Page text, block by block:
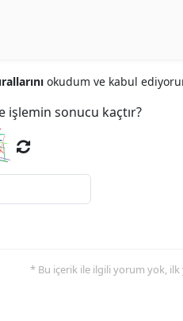
okudum ve kabul
işlemin sonucu kaçtır?
* Bu içerik ile ilgili yorum yok, ilk